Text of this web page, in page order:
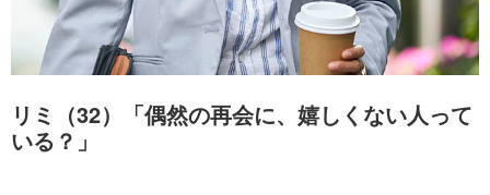
リミ（32）「偶然の再会に、嬉しくない人って
いる？」